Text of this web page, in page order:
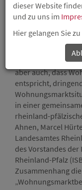
Steigende
Rohstoffen und
Bausituation. Im
dem Jahr 2000
aber auch, dass
entspricht,
in einer
rheinland-
Ahnen, Marcel
Landesamtes
des Vorstandes
Rheinland-Pfalz
Zusammenhang
dieser Website
und zu uns im
Hier gelangen Sie